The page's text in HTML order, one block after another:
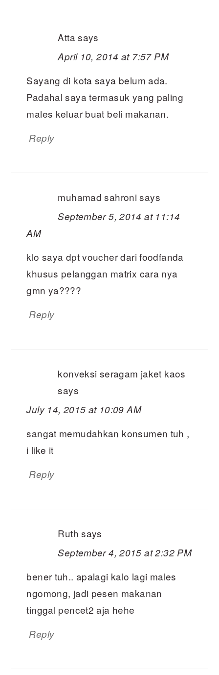
Atta says
April 10, 2014 at 7:57 PM
Sayang di kota saya belum ada.
Padahal saya termasuk yang paling
males keluar buat beli makanan.
Reply
muhamad sahroni says
September 5, 2014 at 11:14
AM
klo saya dpt voucher dari foodfanda
khusus pelanggan matrix cara nya
gmn ya????
Reply
konveksi seragam jaket kaos
says
July 14, 2015 at 10:09 AM
sangat memudahkan konsumen tuh ,
i like it
Reply
Ruth says
September 4, 2015 at 2:32 PM
bener tuh.. apalagi kalo lagi males
ngomong, jadi pesen makanan
tinggal pencet2 aja hehe
Reply